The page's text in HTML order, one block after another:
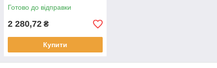
Готово до відправки
2 280,72 ₴
Купити